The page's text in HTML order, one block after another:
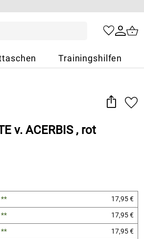
Trainingshilfen
v. ACERBIS , rot
**
17,95 €
**
17,95 €
**
17,95 €